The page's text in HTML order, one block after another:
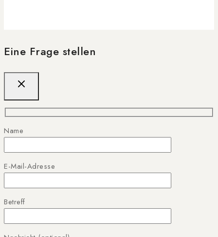
Eine Frage stellen
Name
E-Mail-Adresse
Betreff